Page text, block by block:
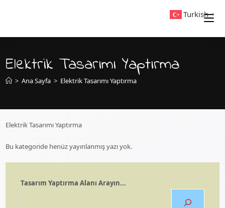
Elektrik Tasarımı Yaptırma
> Ana Sayfa > Elektrik Tasarımı Yaptırma
Elektrik Tasarımı Yaptırma
Bu kategoride henüz yayınlanmış yazı yok.
Tasarım Yaptırma Alanı Arayın...
Turkish ▼